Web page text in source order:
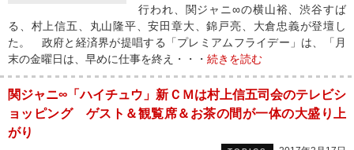
行われ、関ジャニ∞の横山裕、渋谷すば
る、村上信五、丸山隆平、安田章大、錦戸亮、大倉忠義が登壇し
た。 政府と経済界が提唱する「プレミアムフライデー」は、「月
末の金曜日は、早めに仕事を終え・・・ 続きを読む
関ジャニ∞「ハイチュウ」新ＣＭは村上信五司会のテレビシ
ョッピング ゲスト＆観覧席＆お茶の間が一体の大盛り上
がり